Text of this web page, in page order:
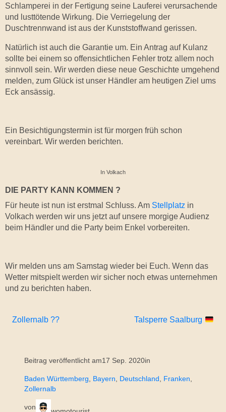
Schlamperei in der Fertigung seine Lauferei verursachende
und lusttötende Wirkung. Die Verriegelung der
Duschtrennwand ist aus der Kunststoffwand gerissen.
Natürlich ist auch die Garantie um. Ein Antrag auf Kulanz
sollte bei einem so offensichtlichen Fehler trotz allem noch
sinnvoll sein. Wir werden diese neue Geschichte umgehend
melden, zum Glück ist unser Händler am heutigen Ziel ums
Eck ansässig.
Ein Besichtigungstermin ist für morgen früh schon
vereinbart. Wir werden berichten.
In Volkach
DIE PARTY KANN KOMMEN ?
Für heute ist nun ist erstmal Schluss. Am Stellplatz in
Volkach werden wir uns jetzt auf unsere morgige Audienz
beim Händler und die Party beim Enkel vorbereiten.
Wir melden uns am Samstag wieder bei Euch. Wenn das
Wetter mitspielt werden wir sicher noch etwas unternehmen
und zu berichten haben.
Zollernalb ?? Talsperre Saalburg
Beitrag veröffentlicht am17 Sep. 2020in
Baden Württemberg, Bayern, Deutschland, Franken
Zollernalb
von